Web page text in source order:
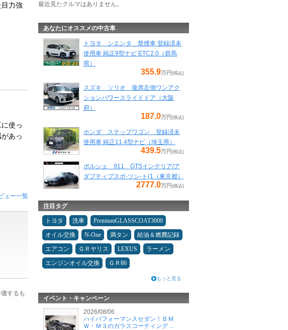
力強
使っ
あっ
ュー一覧
するも
最近見たクルマはありません。
あなたにオススメの中古車
トヨタ シエンタ 禁煙車 登録済未
使用車 純正9型ナビ ETC2.0（群馬
県）
355.9万円(税込)
スズキ ソリオ 後席左側ワンアク
ションパワースライドドア（大阪
府）
187.0万円(税込)
ホンダ ステップワゴン 登録済未
使用車 純正11.4型ナビ（埼玉県）
439.5万円(税込)
ポルシェ 911 GTSインテリア/ア
ダプティブスポ-ツシ-ト(1（東京都）
2777.0万円(税込)
注目タグ
トヨタ 洗車
PremiumGLASSCOAT3000
オイル交換
N-One 満タン
給油＆燃費記録
エアコン
ＧＲヤリス LEXUS
ラーメン
エンジンオイル交換
ＧＲ86
もっと見る
イベント・キャンペーン
2026/08/06
ハイパフォーマンスセダン！ＢＭ
Ｗ・Ｍ３のガラスコーティング ...